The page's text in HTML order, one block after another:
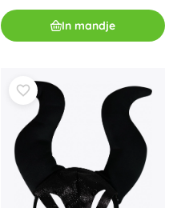
In mandje